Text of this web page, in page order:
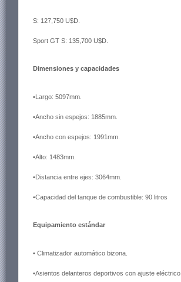
S: 127,750 U$D.
Sport GT S: 135,700 U$D.
Dimensiones y capacidades
•Largo: 5097mm.
•Ancho sin espejos: 1885mm.
•Ancho con espejos: 1991mm.
•Alto: 1483mm.
•Distancia entre ejes: 3064mm.
•Capacidad del tanque de combustible: 90 litros
Equipamiento estándar
• Climatizador automático bizona.
•Asientos delanteros deportivos con ajuste eléctrico.